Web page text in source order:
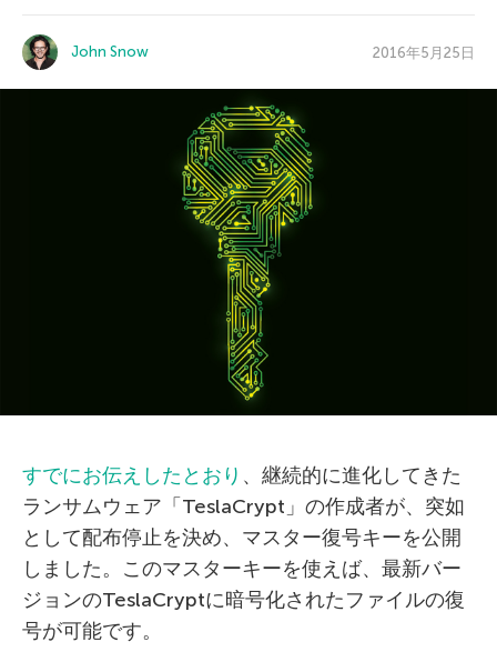
John Snow 2016年5月25日
すでにお伝えしたとおり 、継続的に進化してきた
ランサムウェア「TeslaCrypt」の作成者が、突如
として配布停止を決め、マスター復号キーを公開
しました。このマスターキーを使えば、最新バー
ジョンのTeslaCryptに暗号化されたファイルの復
号が可能です。